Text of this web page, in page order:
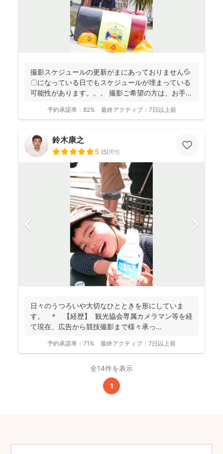
撮影スケジュールの更新がまにあっておりません💦
〇になっている日でもスケジュールが埋まっている
可能性があります。。。 撮影ご希望の方は、お手数
予約承諾率： 82% 最終アクティブ： 7日以上前
鈴木康之
5 (5)男性
日々のうつろいや大切なひとときを形にしていま
す。 ＊ 【経歴】 観光協会専属カメラマン等を経
て現在、広告から競技撮影まで様々承っ...
予約承諾率： 71% 最終アクティブ： 7日以上前
全14件を表示
1